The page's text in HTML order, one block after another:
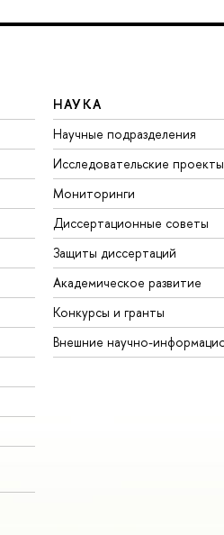
НАУКА
Научные подразделения
Исследовательские проекты
Мониторинги
Диссертационные советы
Защиты диссертаций
Академическое развитие
Конкурсы и гранты
Внешние научно-